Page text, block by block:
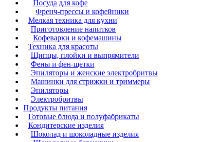
Посуда для кофе
Френч-прессы и кофейники
Мелкая техника для кухни
Приготовление напитков
Кофеварки и кофемашины
Техника для красоты
Щипцы, плойки и выпрямители
Фены и фен-щетки
Эпиляторы и женские электробритвы
Машинки для стрижки и триммеры
Эпиляторы
Электробритвы
Продукты питания
Готовые блюда и полуфабрикаты
Кондитерские изделия
Шоколад и шоколадные изделия